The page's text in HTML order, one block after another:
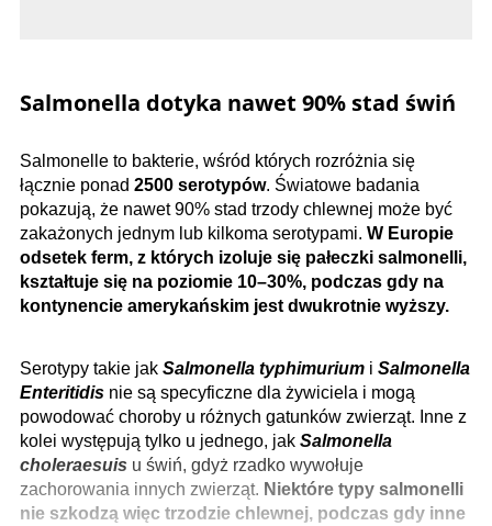
Salmonella dotyka nawet 90% stad świń
Salmonelle to bakterie, wśród których rozróżnia się
łącznie ponad 2500 serotypów. Światowe badania
pokazują, że nawet 90% stad trzody chlewnej może być
zakażonych jednym lub kilkoma serotypami. W Europie
odsetek ferm, z których izoluje się pałeczki salmonelli,
kształtuje się na poziomie 10–30%, podczas gdy na
kontynencie amerykańskim jest dwukrotnie wyższy.
Serotypy takie jak Salmonella typhimurium i Salmonella
Enteritidis nie są specyficzne dla żywiciela i mogą
powodować choroby u różnych gatunków zwierząt. Inne z
kolei występują tylko u jednego, jak Salmonella
choleraesuis u świń, gdyż rzadko wywołuje
zachorowania innych zwierząt. Niektóre typy salmonelli
nie szkodzą więc trzodzie chlewnej, podczas gdy inne